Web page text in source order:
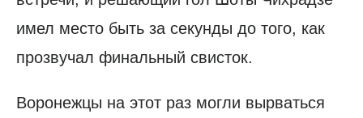
имел место быть за секунды до того, как
прозвучал финальный свисток.
Воронежцы на этот раз могли вырваться